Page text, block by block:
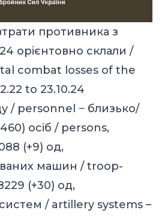
противника з
орієнтовно склали /
combat losses of the
to 23.10.24
/ personnel ‒ близько/
осіб / persons,
(+9) од,
машин / troop-
(+30) од,
/ artillery systems –